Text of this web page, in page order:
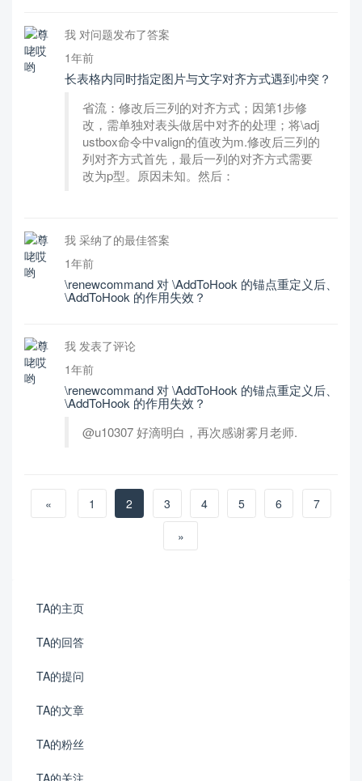
我 对问题发布了答案
1年前
长表格内同时指定图片与文字对齐方式遇到冲突？
省流：修改后三列的对齐方式；因第1步修
改，需单独对表头做居中对齐的处理；将\adj
ustbox命令中valign的值改为m.修改后三列的
列对齐方式首先，最后一列的对齐方式需要
改为p型。原因未知。然后：
我 采纳了的最佳答案
1年前
\renewcommand 对 \AddToHook 的锚点重定义后、
\AddToHook 的作用失效？
我 发表了评论
1年前
\renewcommand 对 \AddToHook 的锚点重定义后、
\AddToHook 的作用失效？
@u10307 好滴明白，再次感谢雾月老师.
« 1 2 3 4 5 6
7
»
TA的主页
TA的回答
TA的提问
TA的文章
TA的粉丝
TA的关注